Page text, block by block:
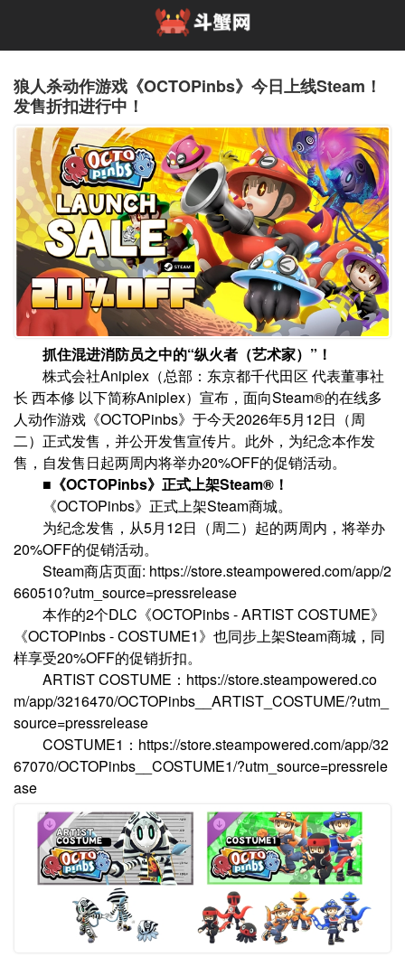
狼人杀动作游戏《OCTOPinbs》今日上线Steam！
发售折扣进行中！
抓住混进消防员之中的“纵火者（艺术家）”！
株式会社Aniplex（总部：东京都千代田区 代表董事社
长 西本修 以下简称Aniplex）宣布，面向Steam®的在线多
人动作游戏《OCTOPinbs》于今天2026年5月12日（周
二）正式发售，并公开发售宣传片。此外，为纪念本作发
售，自发售日起两周内将举办20%OFF的促销活动。
■ 《OCTOPinbs》正式上架Steam®！
《OCTOPinbs》正式上架Steam商城。
为纪念发售，从5月12日（周二）起的两周内，将举办
20%OFF的促销活动。
Steam商店页面: https://store.steampowered.com/app/2
660510?utm_source=pressrelease
本作的2个DLC《OCTOPinbs - ARTIST COSTUME》
《OCTOPinbs - COSTUME1》也同步上架Steam商城，同
样享受20%OFF的促销折扣。
ARTIST COSTUME：https://store.steampowered.co
m/app/3216470/OCTOPinbs__ARTIST_COSTUME/?utm_
source=pressrelease
COSTUME1：https://store.steampowered.com/app/32
67070/OCTOPinbs__COSTUME1/?utm_source=pressrele
ase